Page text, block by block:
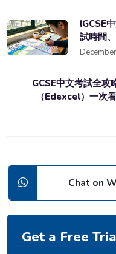
IGCSE
試時間
GCSE中文考試全
（Edexcel）一次
Chat on
Get a Free